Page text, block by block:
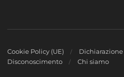
Cookie Policy (UE)
Disconoscimento
Chi siamo